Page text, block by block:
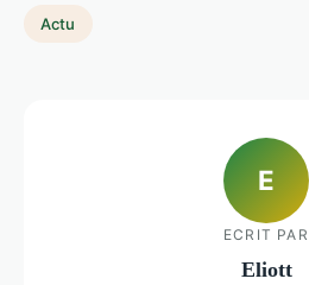
Actu
E
ECRIT PAR
Eliott